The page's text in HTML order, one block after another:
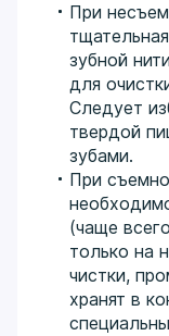
При
зубной
для
Следует
твердой
зубами.
При
(чаще
только на
чистки,
хранят в